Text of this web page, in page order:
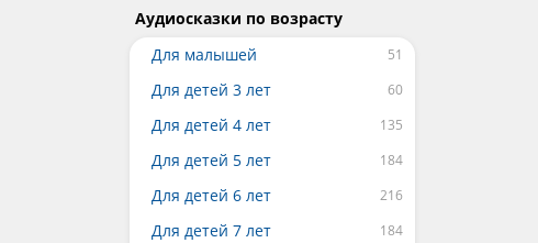
Аудиосказки по возрасту
Для малышей
Для детей 3 лет
Для детей 4 лет
Для детей 5 лет
Для детей 6 лет
Для детей 7 лет